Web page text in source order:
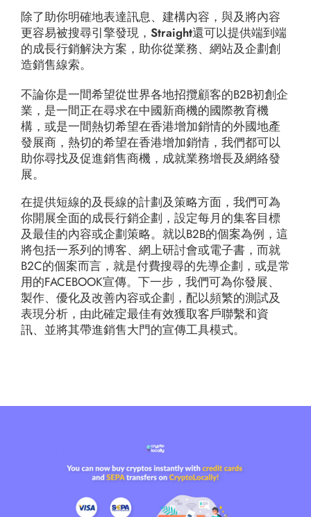
除了助你明確地表達訊息、建構內容，與及將內容
更容易被搜尋引擎發現，Straight還可以提供端到端
的成長行銷解決方案，助你從業務、網站及企劃創
造銷售線索。
不論你是一間希望從世界各地招攬顧客的B2B初創企
業，是一間正在尋求在中國新商機的國際教育機
構，或是一間熱切希望在香港增加銷情的外國地產
發展商，熱切的希望在香港增加銷情，我們都可以
助你尋找及促進銷售商機，成就業務增長及網絡發
展。
在提供短線的及長線的計劃及策略方面，我們可為
你開展全面的成長行銷企劃，設定每月的集客目標
及最佳的內容或企劃策略。就以B2B的個案為例，這
將包括一系列的博客、網上研討會或電子書，而就
B2C的個案而言，就是付費搜尋的先導企劃，或是常
用的FACEBOOK宣傳。下一步，我們可為你發展、
製作、優化及改善內容或企劃，配以頻繁的測試及
表現分析，由此確定最佳有效獲取客戶聯繫和資
訊、並將其帶進銷售大門的宣傳工具模式。